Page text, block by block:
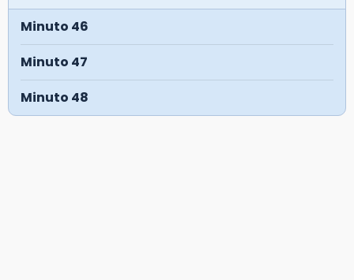
Minuto 46
Minuto 47
Minuto 48